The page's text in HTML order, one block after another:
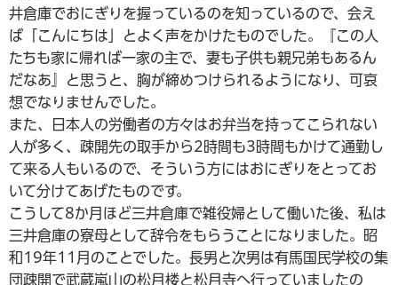
井倉庫でおにぎりを握っているのを知っているので、会え
ば「こんにちは」とよく声をかけたものでした。『この人
たちも家に帰れば一家の主で、妻も子供も親兄弟もあるん
だなあ』と思うと、胸が締めつけられるようになり、可哀
想でなりませんでした。
また、日本人の労働者の方々はお弁当を持ってこられない
人が多く、疎開先の取手から2時間も3時間もかけて通勤し
て来る人もいるので、そういう方にはおにぎりをとってお
いて分けてあげたものです。
こうして8か月ほど三井倉庫で雑役婦として働いた後、私は
三井倉庫の寮母として辞令をもらうことになりました。昭
和19年11月のことでした。長男と次男は有馬国民学校の集
団疎開で武蔵嵐山の松月楼と松月寺へ行っていましたの